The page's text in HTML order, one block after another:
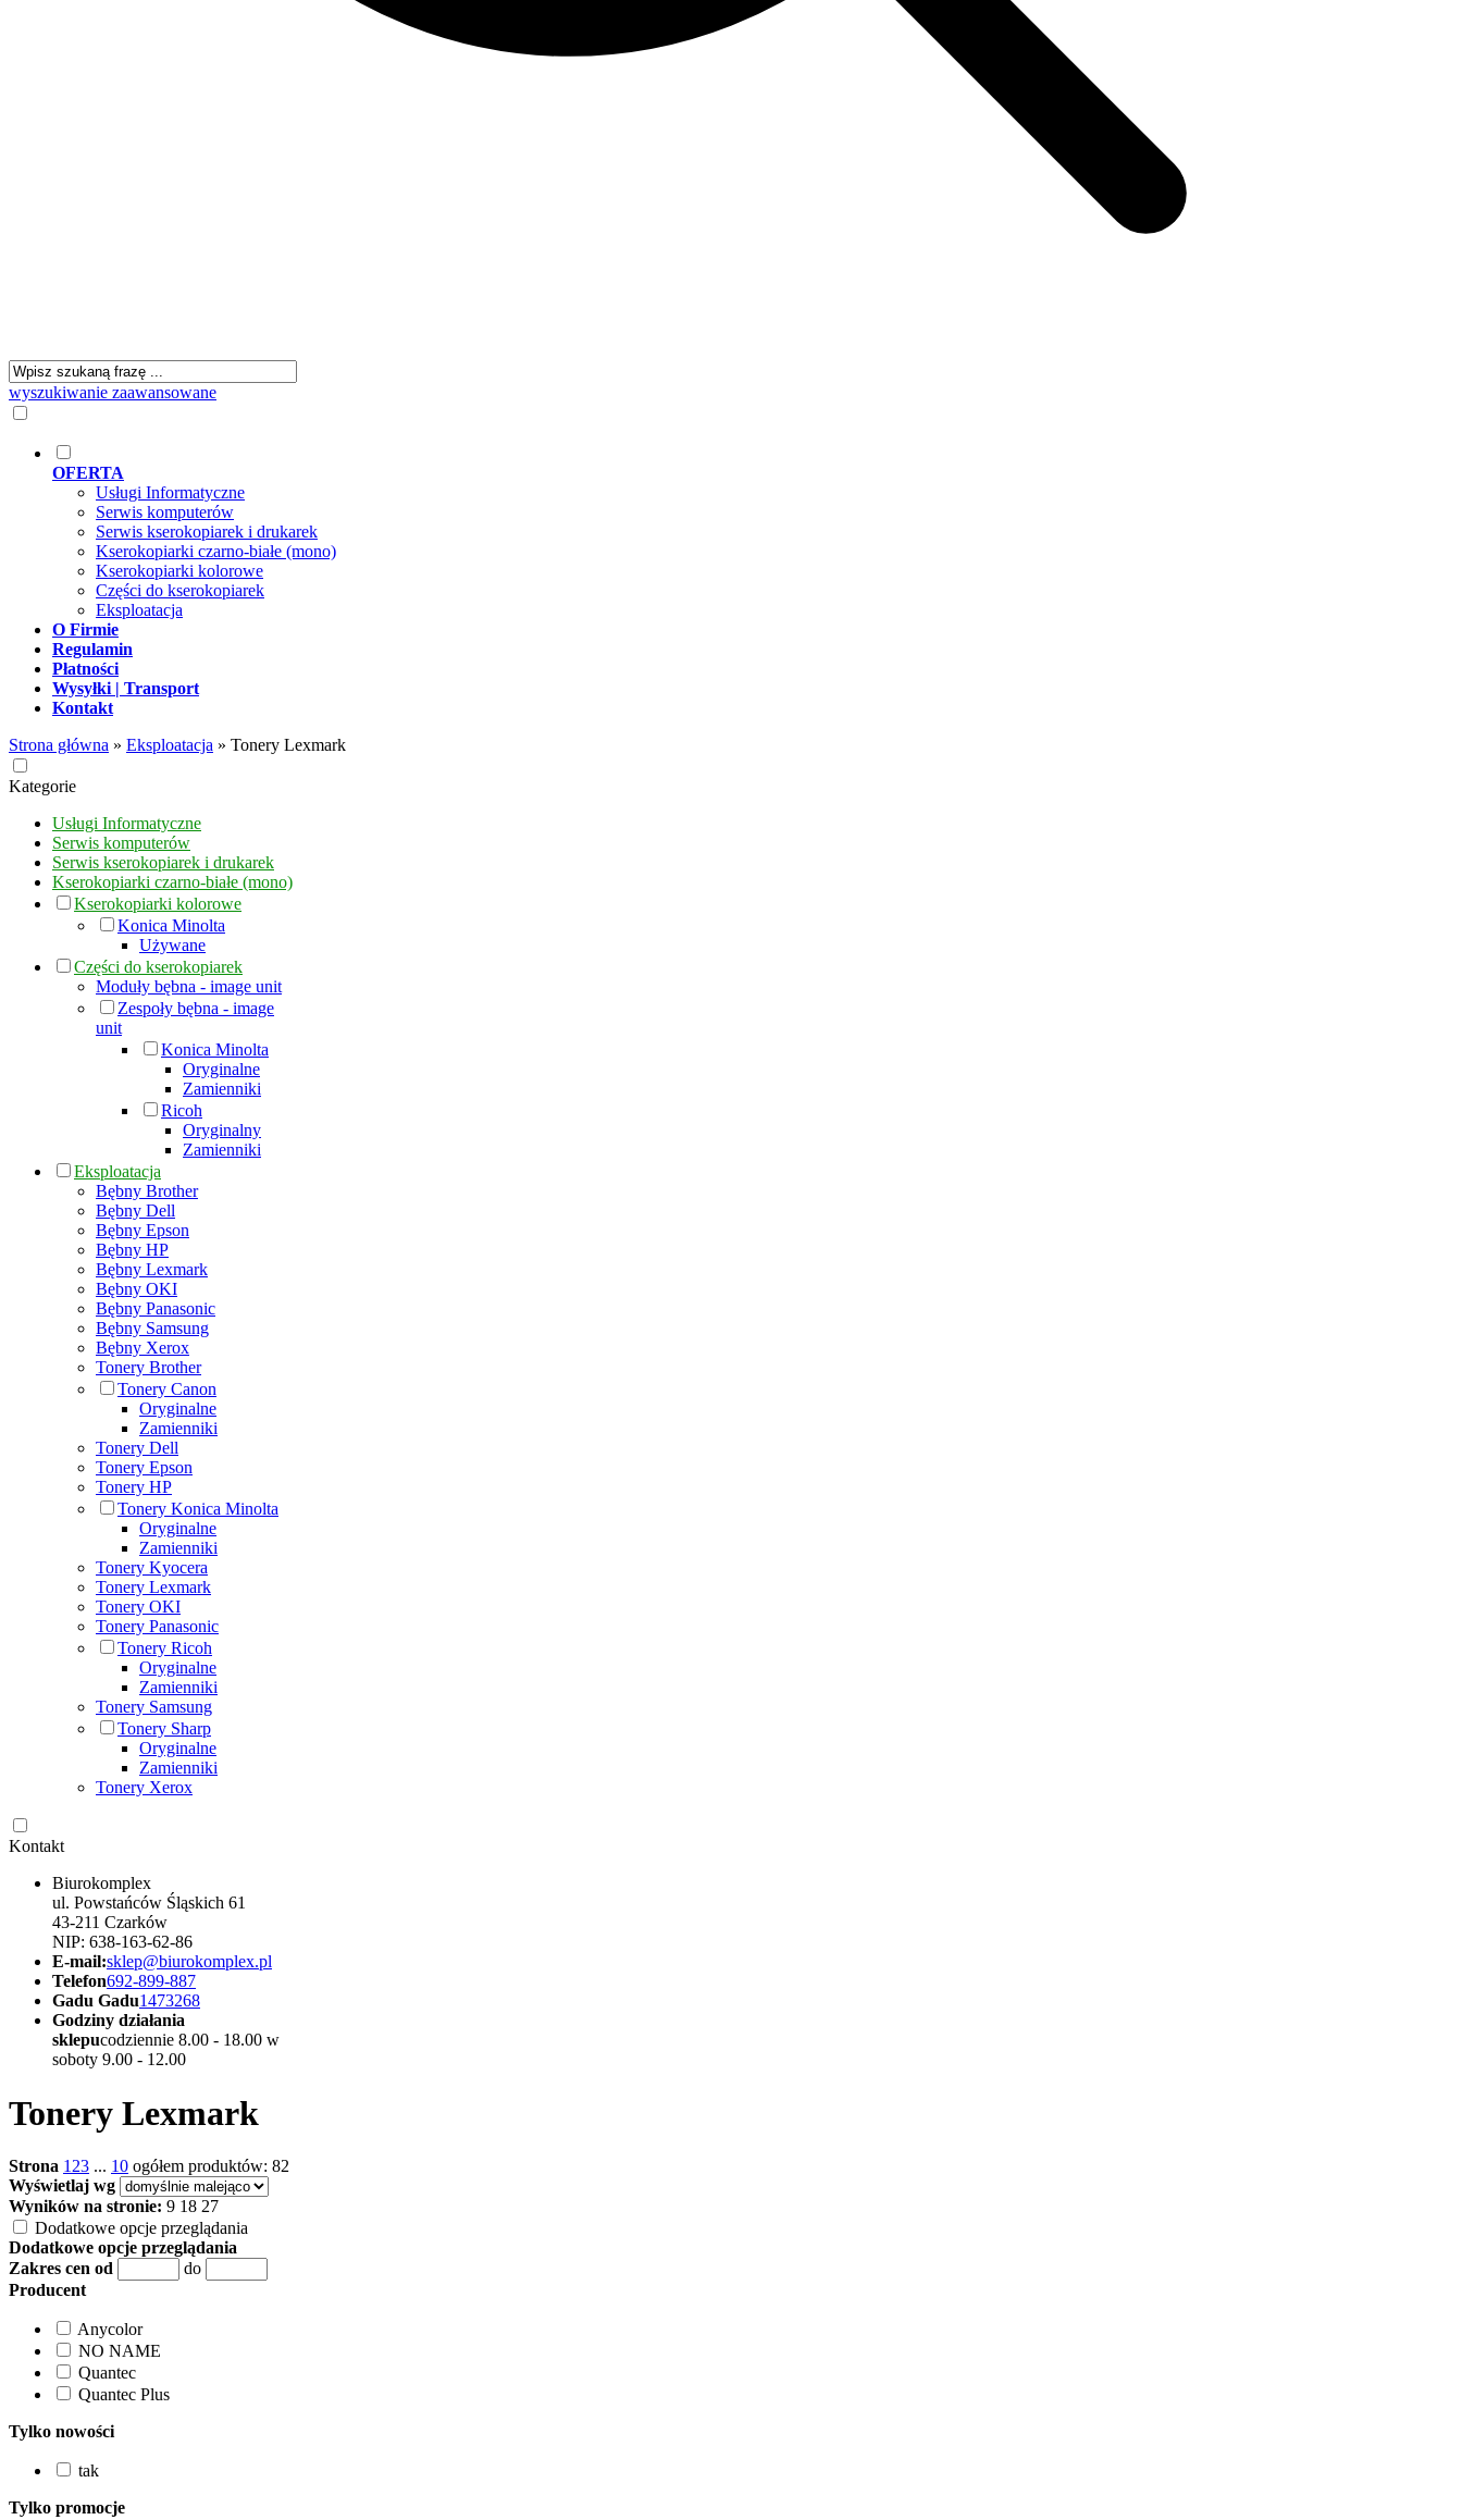
wyszukiwanie zaawansowane
OFERTA
Usługi Informatyczne
Serwis komputerów
Serwis kserokopiarek i drukarek
Kserokopiarki czarno-białe (mono)
Kserokopiarki kolorowe
Części do kserokopiarek
Eksploatacja
O Firmie
Regulamin
Płatności
Wysyłki | Transport
Kontakt
Strona główna » Eksploatacja » Tonery Lexmark
Kategorie
Usługi Informatyczne
Serwis komputerów
Serwis kserokopiarek i drukarek
Kserokopiarki czarno-białe (mono)
Kserokopiarki kolorowe
Konica Minolta
Używane
Części do kserokopiarek
Moduły bębna - image unit
Zespoły bębna - image
unit
Konica Minolta
Oryginalne
Zamienniki
Ricoh
Oryginalny
Zamienniki
Eksploatacja
Bębny Brother
Bębny Dell
Bębny Epson
Bębny HP
Bębny Lexmark
Bębny OKI
Bębny Panasonic
Bębny Samsung
Bębny Xerox
Tonery Brother
Tonery Canon
Oryginalne
Zamienniki
Tonery Dell
Tonery Epson
Tonery HP
Tonery Konica Minolta
Oryginalne
Zamienniki
Tonery Kyocera
Tonery Lexmark
Tonery OKI
Tonery Panasonic
Tonery Ricoh
Oryginalne
Zamienniki
Tonery Samsung
Tonery Sharp
Oryginalne
Zamienniki
Tonery Xerox
Kontakt
Biurokomplex
ul. Powstańców Śląskich 61
43-211 Czarków
NIP: 638-163-62-86
E-mail:sklep@biurokomplex.pl
Telefon692-899-887
Gadu Gadu1473268
Godziny działania
sklepucodziennie 8.00 - 18.00 w
soboty 9.00 - 12.00
Tonery Lexmark
Strona 1 23 ... 10 ogółem produktów: 82
Wyświetlaj wg
Wyników na stronie: 9 18 27
Dodatkowe opcje przeglądania
Dodatkowe opcje przeglądania
Zakres cen od
do
Producent
Anycolor
NO NAME
Quantec
Quantec Plus
Tylko nowości
tak
Tylko promocje